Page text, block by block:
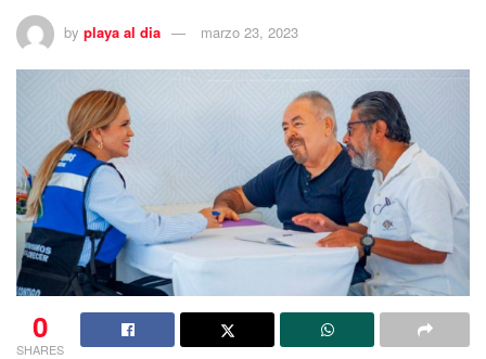
by playa al dia marzo 23, 2023
0
SHARES